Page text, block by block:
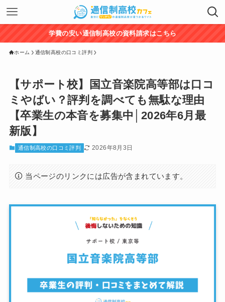
学費の安い通信制高校の資料請求はこちら
ホーム 通信制高校の口コミ評判
【サポート校】国立音楽院高等部は口コ
ミやばい？評判を調べても無駄な理由
【卒業生の本音を募集中│2026年6月最
新版】
通信制高校の口コミ評判 2026年8月3日
当ページのリンクには広告が含まれています。